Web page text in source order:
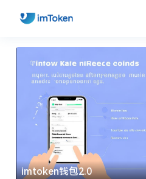
imtoken钱包2.0